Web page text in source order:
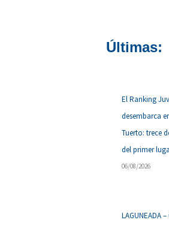
Últimas:
El Ranking
desembarca
Tuerto: trece
del primer
06/08/2026
LAGUNEADA